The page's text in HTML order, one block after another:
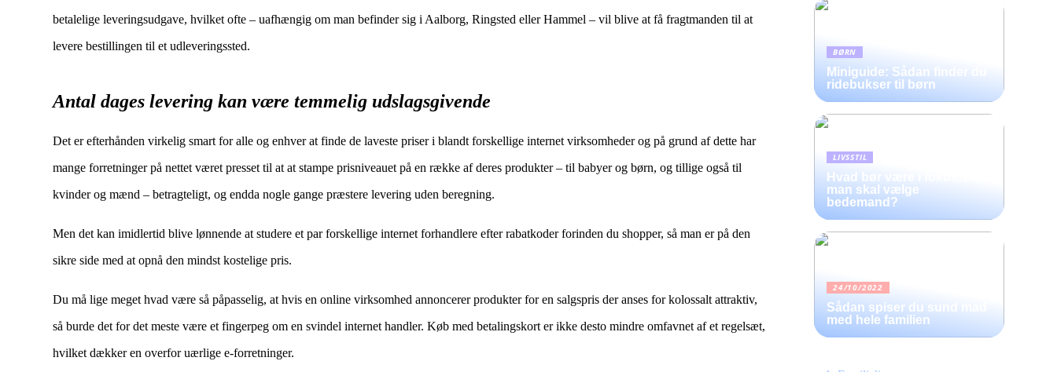
betalelige leveringsudgave, hvilket ofte – uafhængig om man befinder sig i Aalborg, Ringsted eller Hammel – vil blive at få fragtmanden til at
levere bestillingen til et udleveringssted.
Antal dages levering kan være temmelig udslagsgivende
Det er efterhånden virkelig smart for alle og enhver at finde de laveste priser i blandt forskellige internet virksomheder og på grund af dette har
mange forretninger på nettet været presset til at at stampe prisniveauet på en række af deres produkter – til babyer og børn, og tillige også til
kvinder og mænd – betragteligt, og endda nogle gange præstere levering uden beregning.
Men det kan imidlertid blive lønnende at studere et par forskellige internet forhandlere efter rabatkoder forinden du shopper, så man er på den
sikre side med at opnå den mindst kostelige pris.
Du må lige meget hvad være så påpasselig, at hvis en online virksomhed annoncerer produkter for en salgspris der anses for kolossalt attraktiv,
så burde det for det meste være et fingerpeg om en svindel internet handler. Køb med betalingskort er ikke desto mindre omfavnet af et regelsæt,
hvilket dækker en overfor uærlige e-forretninger.
BØRN
Miniguide: Sådan finder du
ridebukser til børn
LIVSSTIL
Hvad bør være i fokus, når
man skal vælge
bedemand?
24/10/2022
Sådan spiser du sund mad
med hele familien